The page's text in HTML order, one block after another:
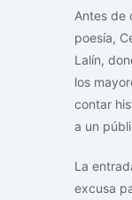
Antes de
poesía,
Lalín,
los
contar
a un
La
excusa